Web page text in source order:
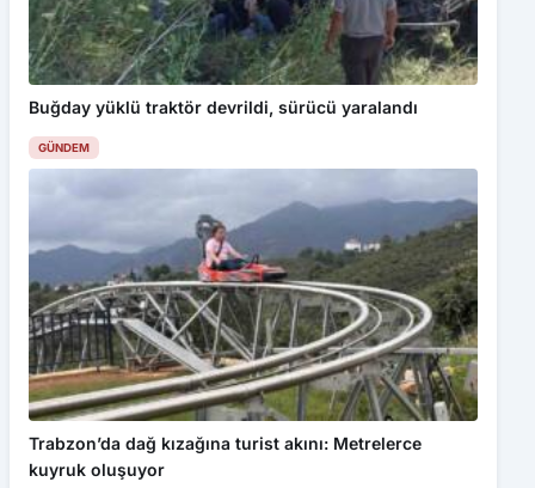
Dron saldırısında Türk mürettebatın yaralandığı gemi
Samsun’a getirildi
GÜNDEM
Türkiye’de 7 Yılda 168 Bin Hektardan Fazla Alan
Ağaçlandırıldı
GÜNDEM